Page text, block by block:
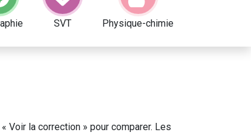
SVT Physique-chimie
Voir la correction » pour comparer. Les